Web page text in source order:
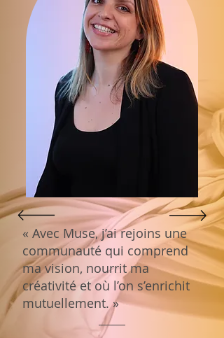
« Avec Muse, j’ai rejoins une
communauté qui comprend
ma vision, nourrit ma
créativité et où l’on s’enrichit
mutuellement. »